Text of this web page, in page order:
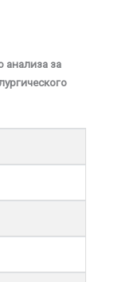
анализа за